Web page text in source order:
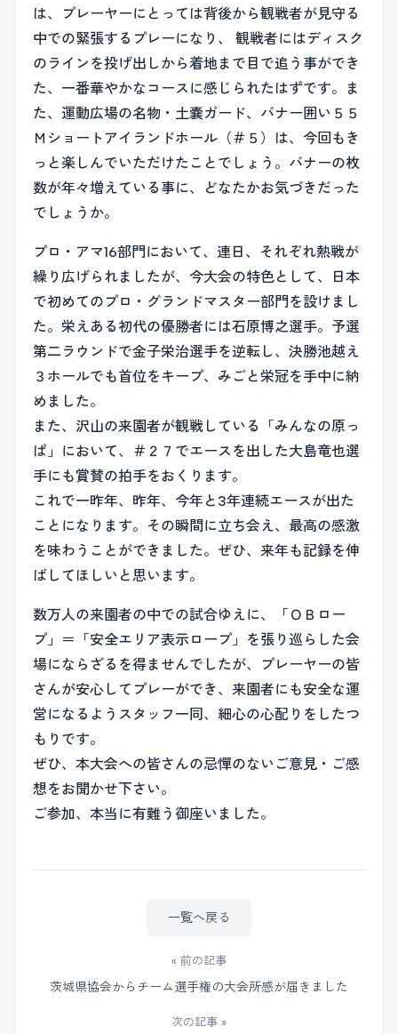
は、プレーヤーにとっては背後から観戦者が見守る
中での緊張するプレーになり、 観戦者にはディスク
のラインを投げ出しから着地まで目で追う事ができ
た、一番華やかなコースに感じられたはずです。ま
た、運動広場の名物・土嚢ガード、バナー囲い５５
Ｍショートアイランドホール（＃５）は、今回もき
っと楽しんでいただけたことでしょう。バナーの枚
数が年々増えている事に、どなたかお気づきだった
でしょうか。
プロ・アマ16部門において、連日、それぞれ熱戦が
繰り広げられましたが、今大会の特色として、日本
で初めてのプロ・グランドマスター部門を設けまし
た。栄えある初代の優勝者には石原博之選手。予選
第二ラウンドで金子栄治選手を逆転し、決勝池越え
３ホールでも首位をキープ、みごと栄冠を手中に納
めました。
また、沢山の来園者が観戦している「みんなの原っ
ぱ」において、＃２７でエースを出した大島竜也選
手にも賞賛の拍手をおくります。
これで一昨年、昨年、今年と3年連続エースが出た
ことになります。その瞬間に立ち会え、最高の感激
を味わうことができました。ぜひ、来年も記録を伸
ばしてほしいと思います。
数万人の来園者の中での試合ゆえに、「ＯＢロー
プ」＝「安全エリア表示ロープ」を張り巡らした会
場にならざるを得ませんでしたが、プレーヤーの皆
さんが安心してプレーができ、来園者にも安全な運
営になるようスタッフ一同、細心の心配りをしたつ
もりです。
ぜひ、本大会への皆さんの忌憚のないご意見・ご感
想をお聞かせ下さい。
ご参加、本当に有難う御座いました。
« 前の記事
茨城県協会からチーム選手権の大会所感が届きました
一覧へ戻る
次の記事 »